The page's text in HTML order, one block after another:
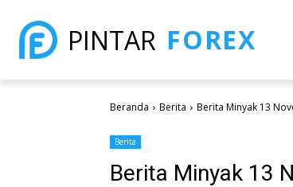
PINTAR FOREX
Beranda Berita Berita Minyak 13
Berita
Berita Minyak 13